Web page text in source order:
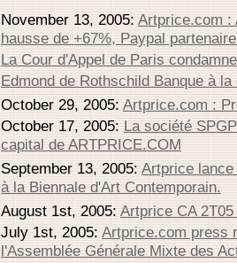
November 13, 2005: Artprice.com :
hausse de +67%, Paypal
La Cour d'Appel de Paris
Edmond de Rothschild Banque à
October 29, 2005: Artprice.com :
October 17, 2005: La société
capital de ARTPRICE.COM
September 13, 2005: Artprice
à la Biennale d'Art Contemporain.
August 1st, 2005: Artprice CA
July 1st, 2005: Artprice.com press
l'Assemblée Générale Mixte des